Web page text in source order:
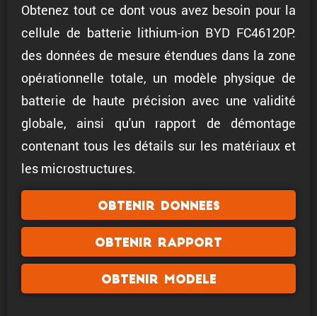
Obtenez tout ce dont vous avez besoin pour la
cellule de batterie lithium-ion BYD FC46120P:
des données de mesure étendues dans la zone
opérationnelle totale, un modèle physique de
batterie de haute précision avec une validité
globale, ainsi qu'un rapport de démontage
contenant tous les détails sur les matériaux et
les microstructures.
Obtenir donnees
Obtenir rapport
Obtenir modele